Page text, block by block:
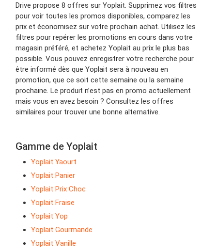
Drive propose 8 offres sur Yoplait. Supprimez vos filtres
pour voir toutes les promos disponibles, comparez les
prix et économisez sur votre prochain achat. Utilisez les
filtres pour repérer les promotions en cours dans votre
magasin préféré, et achetez Yoplait au prix le plus bas
possible. Vous pouvez enregistrer votre recherche pour
être informé dès que Yoplait sera à nouveau en
promotion, que ce soit cette semaine ou la semaine
prochaine. Le produit n’est pas en promo actuellement
mais vous en avez besoin ? Consultez les offres
similaires pour trouver une bonne alternative.
Gamme de Yoplait
Yoplait Yaourt
Yoplait Panier
Yoplait Prix Choc
Yoplait Fraise
Yoplait Yop
Yoplait Gourmande
Yoplait Vanille